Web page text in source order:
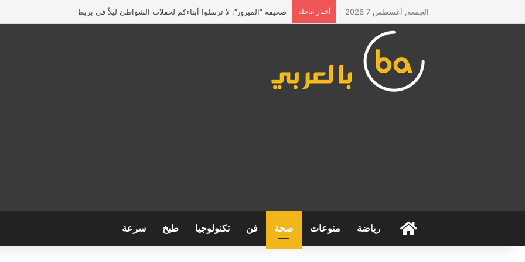
الجمعة, أغسطس 7 2026 أخبار عاجلة صحيفة “الميرور”: لا ترسلوا أبناءكم لحفلات الشواطئ ليلاً في بريطانيا
الرئيسيةرياضة منوعات صحة فن تكنولوجيا طبخ سرعة